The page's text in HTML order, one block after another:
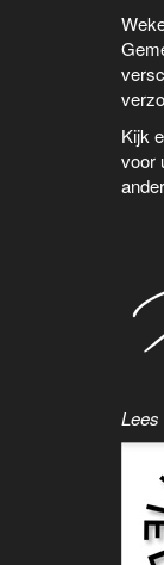
Kijk
voor
Lees